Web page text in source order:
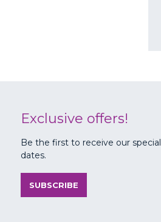
Exclusive offers!
Be the first to receive our
dates.
SUBSCRIBE